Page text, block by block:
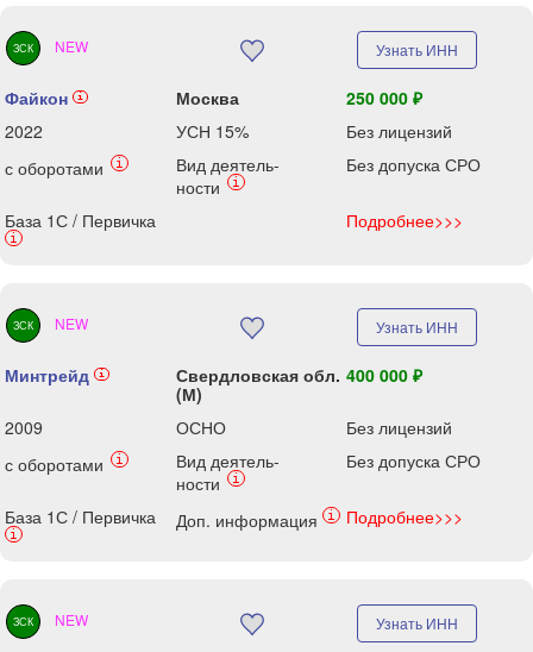
ЗСК NEW Узнать ИНН
Файкон i Москва
250 000 ₽
2022
УСН 15%
Без лицензий
с оборотами
i
Вид деятель-
ности
i
Без допуска СРО
База 1С / Первичка
i
Подробнее>>>
ЗСК NEW Узнать ИНН
Минтрейд i
Свердловская обл.
(М)
400 000 ₽
2009 ОСНО
Без лицензий
с оборотами
i
Вид деятель-
ности
i
Без допуска СРО
База 1С / Первичка
i
Доп. информация i Подробнее>>>
ЗСК NEW Узнать ИНН